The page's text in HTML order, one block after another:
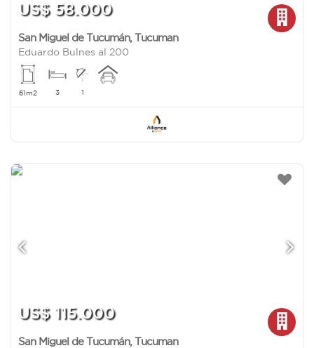
US$ 58.000
San Miguel de Tucumán, Tucuman
Eduardo Bulnes al 200
61m2 3 1
US$ 115.000
San Miguel de Tucumán, Tucuman